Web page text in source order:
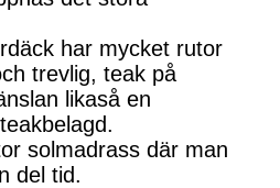
har mycket rutor
trevlig, teak på
likaså en
solmadrass där man
del tid.